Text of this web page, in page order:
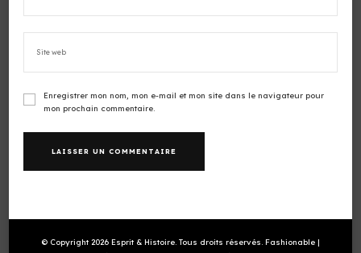
Enregistrer mon nom, mon e-mail et mon site dans le navigateur pour
mon prochain commentaire.
© Copyright 2026 Esprit & Histoire . Tous droits réservés. Fashionable |